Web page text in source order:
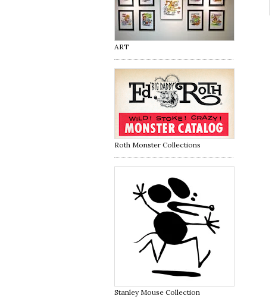
ART
Roth Monster Collections
Stanley Mouse Collection